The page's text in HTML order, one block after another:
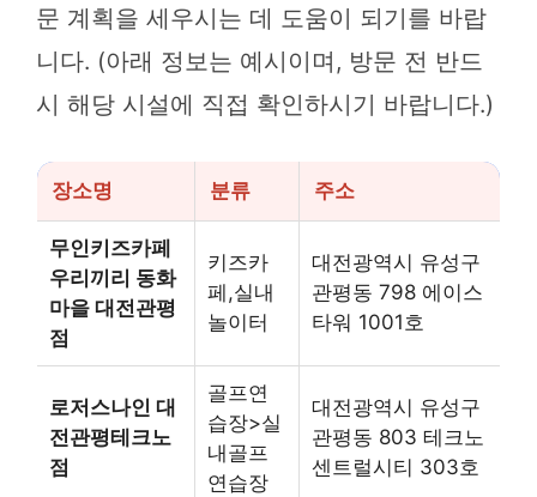
문 계획을 세우시는 데 도움이 되기를 바랍
니다. (아래 정보는 예시이며, 방문 전 반드
시 해당 시설에 직접 확인하시기 바랍니다.)
장소명 분류 주소
무인키즈카페
우리끼리 동화
마을 대전관평
점
키즈카
페,실내
놀이터
대전광역시 유성구
관평동 798 에이스
타워 1001호
로저스나인 대
전관평테크노
점
골프연
습장>실
내골프
연습장
대전광역시 유성구
관평동 803 테크노
센트럴시티 303호